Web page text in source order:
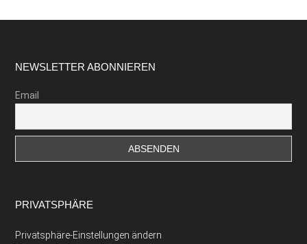
Footer
NEWSLETTER ABONNIEREN
Email
PRIVATSPHÄRE
Privatsphäre-Einstellungen ändern